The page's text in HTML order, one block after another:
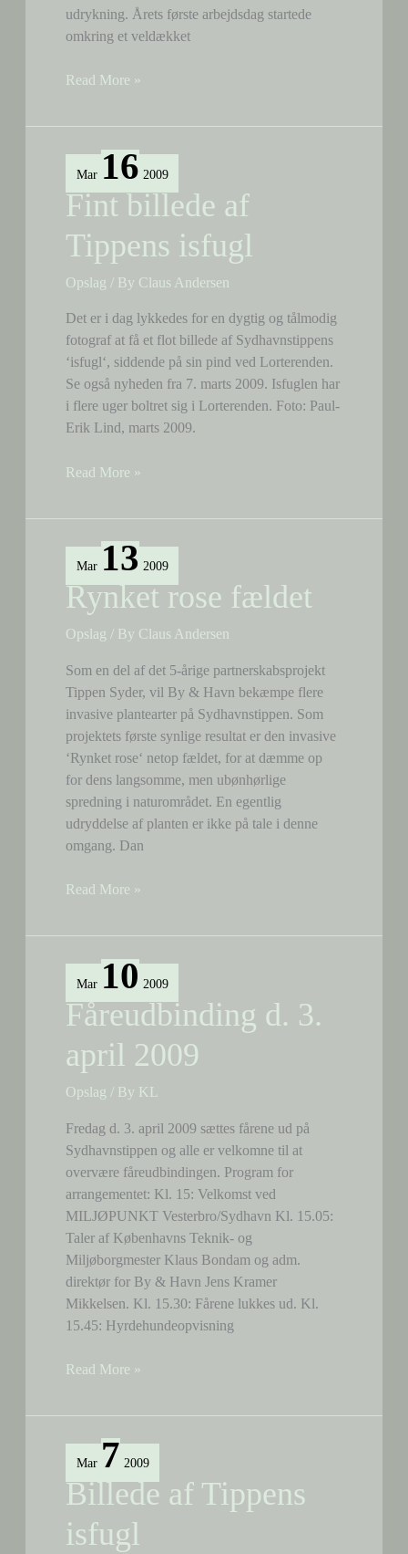
udrykning. Årets første arbejdsdag startede
omkring et veldækket
Arbejdsdag
1
Read More »
Mar 16 2009
Fint billede af
Tippens isfugl
Opslag / By Claus Andersen
Det er i dag lykkedes for en dygtig og tålmodig
fotograf at få et flot billede af Sydhavnstippens
‘isfugl‘, siddende på sin pind ved Lorterenden.
Se også nyheden fra 7. marts 2009. Isfuglen har
i flere uger boltret sig i Lorterenden. Foto: Paul-
Erik Lind, marts 2009.
Fint
af
Tippens
isfugl
Read More »
Mar 13 2009
Rynket rose fældet
Opslag / By Claus Andersen
Som en del af det 5-årige partnerskabsprojekt
Tippen Syder, vil By & Havn bekæmpe flere
invasive plantearter på Sydhavnstippen. Som
projektets første synlige resultat er den invasive
‘Rynket rose‘ netop fældet, for at dæmme op
for dens langsomme, men ubønhørlige
spredning i naturområdet. En egentlig
udryddelse af planten er ikke på tale i denne
omgang. Dan
Rynket
fældet
Read More »
Mar 10 2009
Fåreudbinding d. 3.
april 2009
Opslag / By KL
Fredag d. 3. april 2009 sættes fårene ud på
Sydhavnstippen og alle er velkomne til at
overvære fåreudbindingen. Program for
arrangementet: Kl. 15: Velkomst ved
MILJØPUNKT Vesterbro/Sydhavn Kl. 15.05:
Taler af Københavns Teknik- og
Miljøborgmester Klaus Bondam og adm.
direktør for By & Havn Jens Kramer
Mikkelsen. Kl. 15.30: Fårene lukkes ud. Kl.
15.45: Hyrdehundeopvisning
Fåreudbinding
3.
2009
Read More »
Mar 7 2009
Billede af Tippens
isfugl